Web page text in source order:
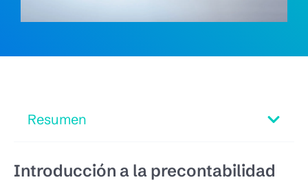
Resumen
Introducción a la precontabilidad